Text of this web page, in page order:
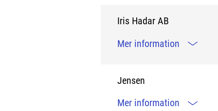
Iris Hadar AB
Mer information
Jensen
Mer information